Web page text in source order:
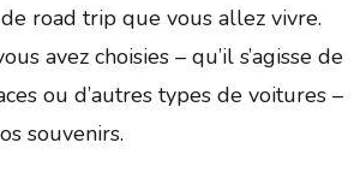
de road trip que vous allez vivre.
avez choisies – qu’il s’agisse de
ou d’autres types de voitures –
souvenirs.